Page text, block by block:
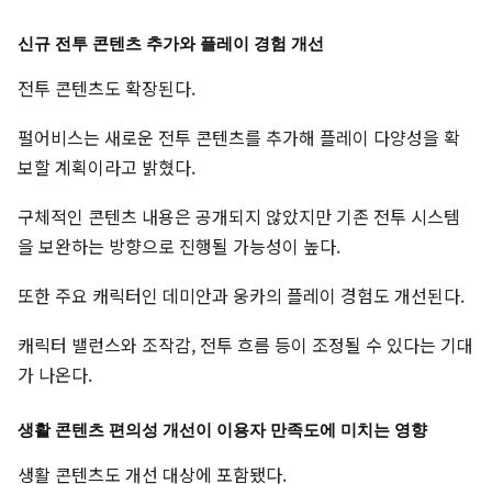
신규 전투 콘텐츠 추가와 플레이 경험 개선
전투 콘텐츠도 확장된다.
펄어비스는 새로운 전투 콘텐츠를 추가해 플레이 다양성을 확
보할 계획이라고 밝혔다.
구체적인 콘텐츠 내용은 공개되지 않았지만 기존 전투 시스템
을 보완하는 방향으로 진행될 가능성이 높다.
또한 주요 캐릭터인 데미안과 웅카의 플레이 경험도 개선된다.
캐릭터 밸런스와 조작감, 전투 흐름 등이 조정될 수 있다는 기대
가 나온다.
생활 콘텐츠 편의성 개선이 이용자 만족도에 미치는 영향
생활 콘텐츠도 개선 대상에 포함됐다.